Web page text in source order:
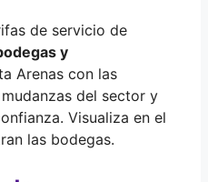
de servicio de
y
Arenas con las
del sector y
Visualiza en el
las bodegas.